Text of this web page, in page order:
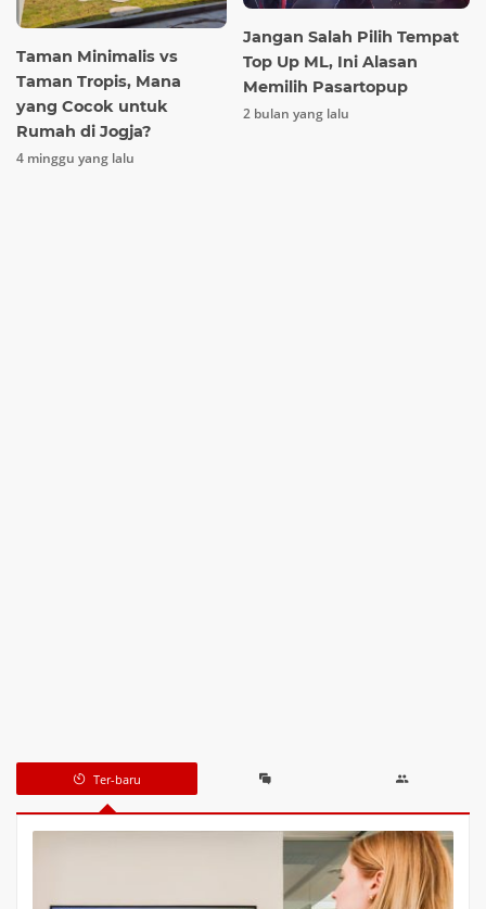
Taman Minimalis vs
Taman Tropis, Mana
yang Cocok untuk
Rumah di Jogja?
4 minggu yang lalu
Jangan Salah Pilih Tempat
Top Up ML, Ini Alasan
Memilih Pasartopup
2 bulan yang lalu
Ter-baru